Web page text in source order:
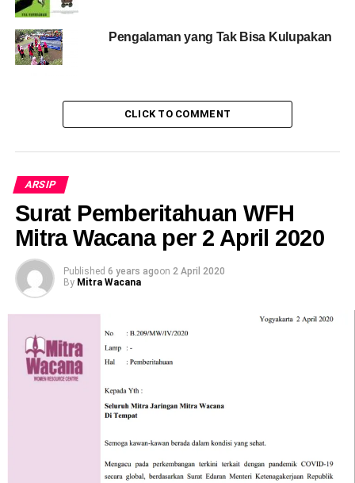
Share this:
Like this:
RELATED TOPICS: APBD ASET DESA
BANJARNEGARA
PERATURAN DAERAH
PUNGUTAN SOSIAL
Pengalaman yang Tak Bisa Kulupakan
CLICK TO COMMENT
ARSIP
Surat Pemberitahuan WFH
Mitra Wacana per 2 April 2020
Published 6 years agoon 2 April 2020
By Mitra Wacana